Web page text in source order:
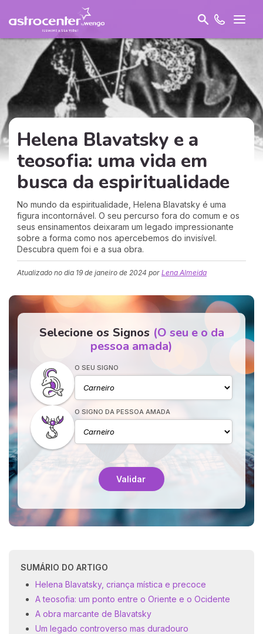
Helena Blavatsky e a
teosofia: uma vida em
busca da espiritualidade
No mundo da espiritualidade, Helena Blavatsky é uma
figura incontornável. O seu percurso fora do comum e os
seus ensinamentos deixaram um legado impressionante
sobre a forma como nos apercebemos do invisível.
Descubra quem foi e a sua obra.
Atualizado no dia 19 de janeiro de 2024 por Lena Almeida
Selecione os Signos (O seu e o da
pessoa amada)
O SEU SIGNO
O SIGNO DA PESSOA AMADA
Validar
SUMÁRIO DO ARTIGO
Helena Blavatsky, criança mística e precoce
A teosofia: um ponto entre o Oriente e o Ocidente
A obra marcante de Blavatsky
Um legado controverso mas duradouro